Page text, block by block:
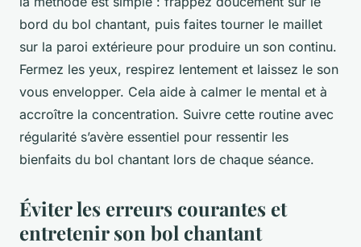
bord du bol chantant, puis faites tourner le maillet
sur la paroi extérieure pour produire un son continu.
Fermez les yeux, respirez lentement et laissez le son
vous envelopper. Cela aide à calmer le mental et à
accroître la concentration. Suivre cette routine avec
régularité s’avère essentiel pour ressentir les
bienfaits du bol chantant lors de chaque séance.
Éviter les erreurs courantes et
entretenir son bol chantant